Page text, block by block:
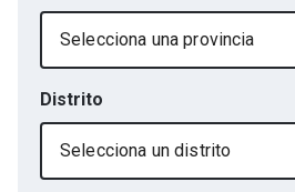
Selecciona una provincia
Distrito
Selecciona un distrito